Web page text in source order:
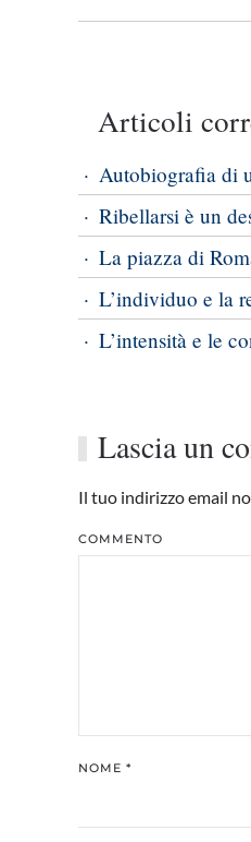
Articoli
Autobiografia di
Ribellarsi è un
La piazza di
L’individuo e la
L’intensità e le
Lascia un
Il tuo indirizzo email
COMMENTO
NOME *